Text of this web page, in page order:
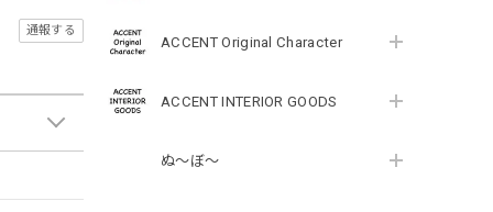
ACCENT Original Character
ACCENT INTERIOR GOODS
ぬ～ぼ～
通報する